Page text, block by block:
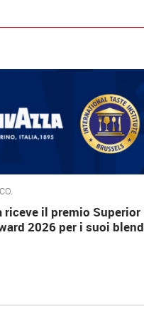
riceve il premio Superior
2026 per i suoi blend